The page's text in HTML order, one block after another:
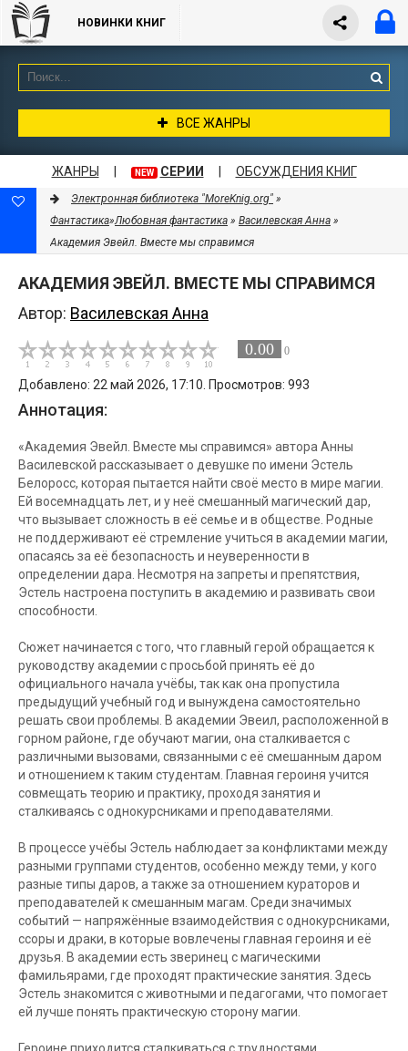
НОВИНКИ КНИГ
ВСЕ ЖАНРЫ
ЖАНРЫ NEW СЕРИИ ОБСУЖДЕНИЯ КНИГ
Электронная библиотека "MoreKnig.org" »
Фантастика»Любовная фантастика » Василевская Анна »
Академия Эвейл. Вместе мы справимся
АКАДЕМИЯ ЭВЕЙЛ. ВМЕСТЕ МЫ СПРАВИМСЯ
Автор: Василевская Анна
0.00 0
Добавлено: 22 май 2026, 17:10. Просмотров: 993
Аннотация:
«Академия Эвейл. Вместе мы справимся» автора Анны
Василевской рассказывает о девушке по имени Эстель
Белоросс, которая пытается найти своё место в мире магии.
Ей восемнадцать лет, и у неё смешанный магический дар,
что вызывает сложность в её семье и в обществе. Родные
не поддерживают её стремление учиться в академии магии,
опасаясь за её безопасность и неуверенности в
определении дара. Несмотря на запреты и препятствия,
Эстель настроена поступить в академию и развивать свои
способности.
Сюжет начинается с того, что главный герой обращается к
руководству академии с просьбой принять её до
официального начала учёбы, так как она пропустила
предыдущий учебный год и вынуждена самостоятельно
решать свои проблемы. В академии Эвеил, расположенной в
горном районе, где обучают магии, она сталкивается с
различными вызовами, связанными с её смешанным даром
и отношением к таким студентам. Главная героиня учится
совмещать теорию и практику, проходя занятия и
сталкиваясь с однокурсниками и преподавателями.
В процессе учёбы Эстель наблюдает за конфликтами между
разными группами студентов, особенно между теми, у кого
разные типы даров, а также за отношением кураторов и
преподавателей к смешанным магам. Среди значимых
событий — напряжённые взаимодействия с однокурсниками,
ссоры и драки, в которые вовлечены главная героиня и её
друзья. В академии есть зверинец с магическими
фамильярами, где проходят практические занятия. Здесь
Эстель знакомится с животными и педагогами, что помогает
ей лучше понять практическую сторону магии.